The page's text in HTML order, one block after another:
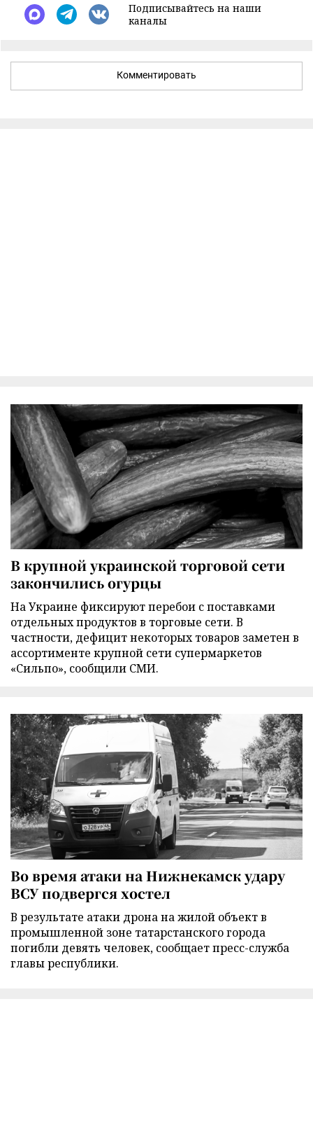
Подписывайтесь на наши
каналы
Комментировать
В крупной украинской торговой сети
закончились огурцы
На Украине фиксируют перебои с поставками
отдельных продуктов в торговые сети. В
частности, дефицит некоторых товаров заметен в
ассортименте крупной сети супермаркетов
«Сильпо», сообщили СМИ.
Во время атаки на Нижнекамск удару
ВСУ подвергся хостел
В результате атаки дрона на жилой объект в
промышленной зоне татарстанского города
погибли девять человек, сообщает пресс-служба
главы республики.